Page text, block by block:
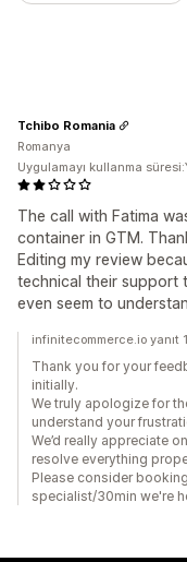
The call with Fatima
container in GTM.
Editing my review
technical their support
even seem to
Tchibo Romania
Romanya
Uygulamayı kullanma
infinitecommerce.io yanıt
Thank you for your
initially.
We truly apologize for
understand your
We’d really appreciate
resolve everything
Please consider
specialist/30min we're